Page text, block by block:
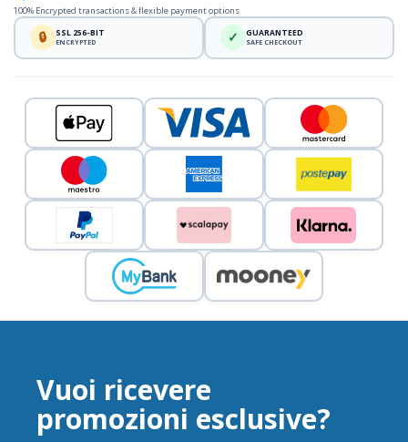
100% Encrypted transactions & flexible payment options
🔒 SSL 256-BIT
ENCRYPTED ✓ GUARANTEED
SAFE CHECKOUT
Vuoi ricevere
promozioni esclusive?